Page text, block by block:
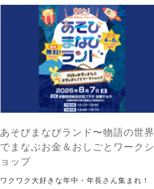
あそびまなびランド〜物語の世界
でまなぶお金＆おしごとワークシ
ョップ
ワクワク大好きな年中・年長さん集まれ！